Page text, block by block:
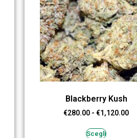
Blackberry Kush
€280.00 - €1,120.00
Scegli